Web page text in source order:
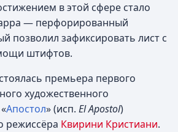
в этой сфере стало
— перфорированный
позволил зафиксировать лист с
штифтов.
премьера первого
художественного
Апостол» (исп. Еl Apostol)
режиссёра Квирини Кристиани.